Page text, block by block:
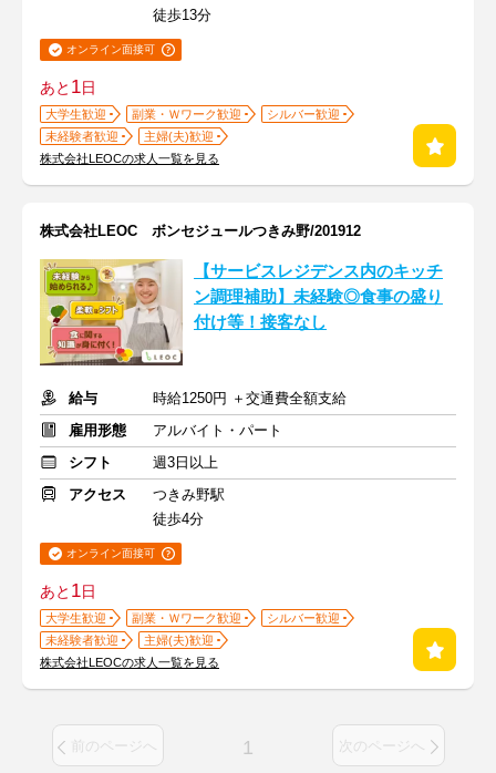
徒歩13分
オンライン面接可
あと 1日
大学生歓迎 副業・Ｗワーク歓迎
シルバー歓迎
未経験者歓迎
主婦(夫)歓迎
株式会社LEOCの求人一覧を見る
株式会社LEOC ボンセジュールつきみ野/201912
【サービスレジデンス内のキッチ
ン調理補助】未経験◎食事の盛り
付け等！接客なし
給与
時給1250円 ＋交通費全額支給
雇用形態
アルバイト・パート
シフト
週3日以上
アクセス
つきみ野駅
徒歩4分
オンライン面接可
あと 1日
大学生歓迎 副業・Ｗワーク歓迎
シルバー歓迎
未経験者歓迎
主婦(夫)歓迎
株式会社LEOCの求人一覧を見る
前のページへ 1 次のページへ